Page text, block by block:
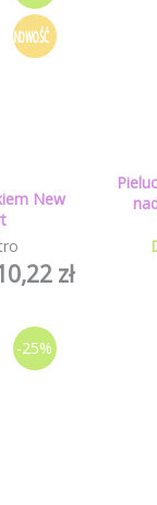
NOWOŚĆ
New
zł
-25%